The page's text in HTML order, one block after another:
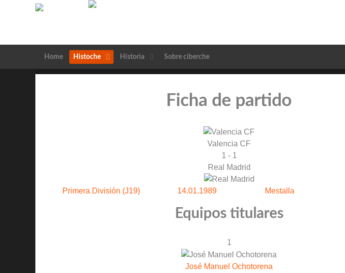
Home Histoche Historia Sobre ciberche
Ficha de partido
Valencia CF
1 - 1
Real Madrid
Primera División (J19) 14.01.1989 Mestalla
Equipos titulares
1
José Manuel Ochotorena